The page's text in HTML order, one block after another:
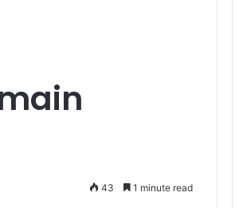
43 1 minute read